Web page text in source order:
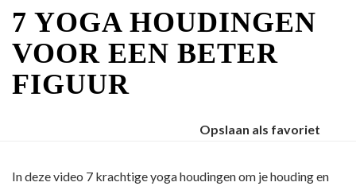
7 YOGA HOUDINGEN
VOOR EEN BETER
FIGUUR
Opslaan als favoriet
In deze video 7 krachtige yoga houdingen om je houding en